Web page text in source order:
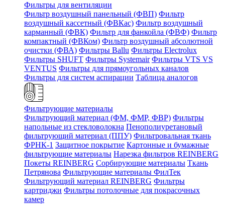
Фильтры для вентиляции
Фильтр воздушный панельный (ФВП) Фильтр
воздушный кассетный (ФВКас) Фильтр воздушный
карманный (ФВК) Фильтр для фанкойла (ФВФ) Фильтр
компактный (ФВКом) Фильтр воздушный абсолютной
очистки (ФВА) Фильтры Ballu Фильтры Electrolux
Фильтры SHUFT Фильтры Systemair Фильтры VTS VS
VENTUS Фильтры для прямоугольных каналов
Фильтры для систем аспирации Таблица аналогов
Фильтрующие материалы
Фильтрующий материал (ФМ, ФМР, ФВР) Фильтры
напольные из стекловолокна Пенополиуретановый
фильтрующий материал (ППУ) Фильтровальная ткань
ФРНК-1 Защитное покрытие Картонные и бумажные
фильтрующие материалы Нарезка фильтров REINBERG
Покеты REINBERG Сорбирующие материалы Ткань
Петрянова Фильтрующие материалы ФилТек
Фильтрующий материал REINBERG Фильтры
картриджи Фильтры потолочные для покрасочных
камер